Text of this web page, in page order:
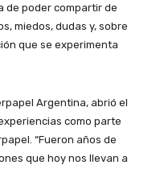
de poder compartir de
miedos, dudas y, sobre
que se experimenta
Argentina, abrió el
como parte
“Fueron años de
que hoy nos llevan a